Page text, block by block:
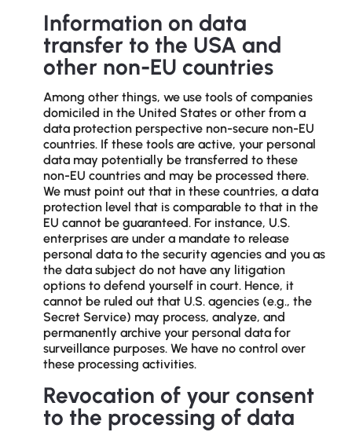
Information on data
transfer to the USA and
other non-EU countries
Among other things, we use tools of companies
domiciled in the United States or other from a
data protection perspective non-secure non-EU
countries. If these tools are active, your personal
data may potentially be transferred to these
non-EU countries and may be processed there.
We must point out that in these countries, a data
protection level that is comparable to that in the
EU cannot be guaranteed. For instance, U.S.
enterprises are under a mandate to release
personal data to the security agencies and you as
the data subject do not have any litigation
options to defend yourself in court. Hence, it
cannot be ruled out that U.S. agencies (e.g., the
Secret Service) may process, analyze, and
permanently archive your personal data for
surveillance purposes. We have no control over
these processing activities.
Revocation of your consent
to the processing of data